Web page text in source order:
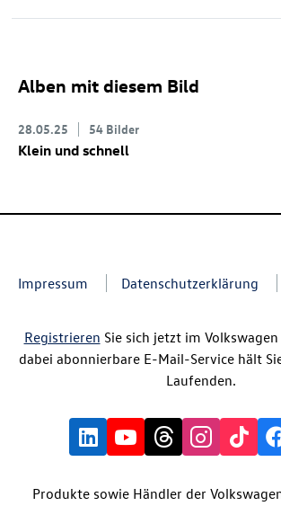
Alben mit diesem Bild
28.05.25 54 Bilder
Klein und schnell
Impressum Datenschutzerklärung
Registrieren Sie sich jetzt im
dabei abonnierbare E-Mail-Service hält
Laufenden.
Produkte sowie Händler der